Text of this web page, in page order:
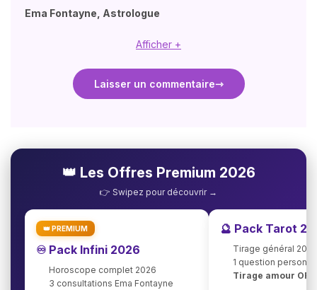
Ema Fontayne, Astrologue
Afficher +
Laisser un commentaire
👑 Les Offres Premium 2026
👉 Swipez pour découvrir →
👑 PREMIUM
♾️ Pack Infini 2026
Horoscope complet 2026
3 consultations Ema Fontayne
🔮 Pack Tarot
Tirage général 2026
1 question
Tirage amour